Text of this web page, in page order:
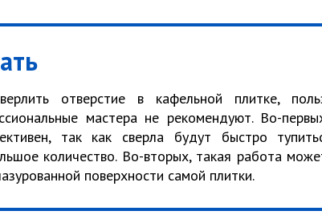
отверстие в кафельной плитке,
мастера не рекомендуют. Во-
так как сверла будут быстро
количество. Во-вторых, такая работа
поверхности самой плитки.